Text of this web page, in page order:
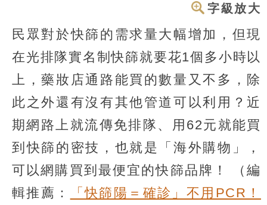
字級放大
民眾對於快篩的需求量大幅增加，但現
在光排隊實名制快篩就要花1個多小時以
上，藥妝店通路能買的數量又不多，除
此之外還有沒有其他管道可以利用？近
期網路上就流傳免排隊、用62元就能買
到快篩的密技，也就是「海外購物」，
可以網購買到最便宜的快篩品牌！
（編
輯推薦：
「快篩陽＝確診」不用PCR！